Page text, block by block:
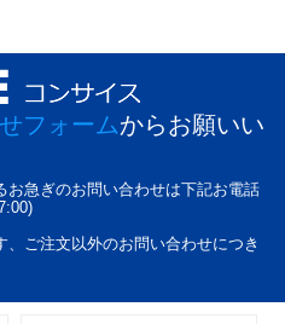
フォームからお願いい
お急ぎのお問い合わせは下記お電話
ご注文以外のお問い合わせにつき